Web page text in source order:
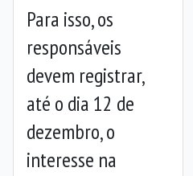
Para isso, os
responsáveis
devem registrar,
até o dia 12 de
dezembro, o
interesse na
Anterior